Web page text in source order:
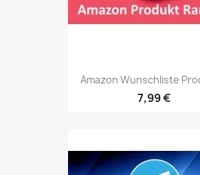
Amazon Wunschliste
7,99 €